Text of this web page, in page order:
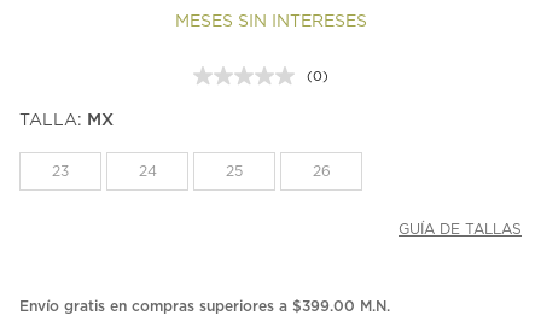
MESES SIN INTERESES
Sin
la
misma
(0)
TALLA: MX
23 24 25 26
GUÍA DE TALLAS
Envío gratis en compras superiores a $399.00 M.N.